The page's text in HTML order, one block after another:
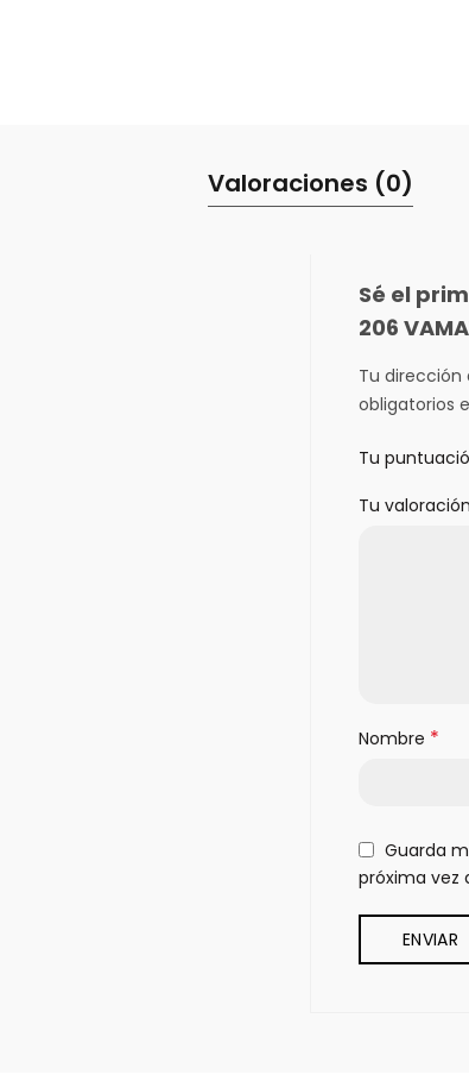
Valoraciones (0)
Sé el
206
Tu dirección
obligatorios
Tu
Tu valoración
Nombre *
Guarda
próxima vez